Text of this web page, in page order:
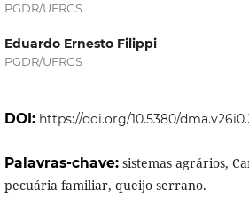
PGDR/UFRGS
Eduardo Ernesto Filippi
PGDR/UFRGS
DOI: https://doi.org/10.5380/
Palavras-chave: sistemas agrários,
pecuária familiar, queijo serrano.